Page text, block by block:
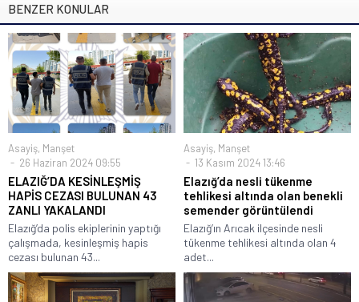
BENZER KONULAR
Asayiş, Manşet
26 Haziran 2024 09:55
ELAZIĞ’DA KESİNLEŞMİŞ
HAPİS CEZASI BULUNAN 43
ZANLI YAKALANDI
Elazığ’da polis ekiplerinin yaptığı
çalışmada, kesinleşmiş hapis
cezası bulunan 43...
Asayiş, Manşet
13 Kasım 2024 13:46
Elazığ’da nesli tükenme
tehlikesi altında olan benekli
semender görüntülendi
Elazığ’ın Arıcak ilçesinde nesli
tükenme tehlikesi altında olan 4
adet...